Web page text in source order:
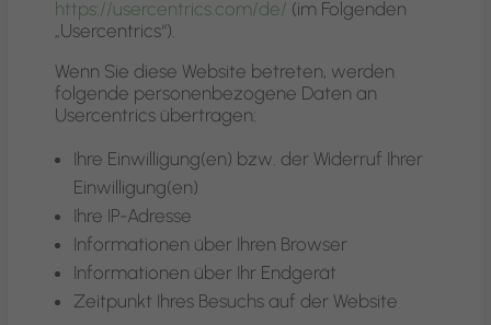
https://usercentrics.com/de/ (im Folgenden
„Usercentrics“).
Wenn Sie diese Website betreten, werden
folgende personenbezogene Daten an
Usercentrics übertragen:
Ihre Einwilligung(en) bzw. der Widerruf Ihrer
Einwilligung(en)
Ihre IP-Adresse
Informationen über Ihren Browser
Informationen über Ihr Endgerät
Zeitpunkt Ihres Besuchs auf der Website